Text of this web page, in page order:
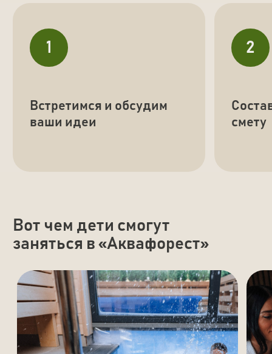
Рейтинг 5.0 на Яндекс
говорит сам за себя
Отвечаем на частые вопросы